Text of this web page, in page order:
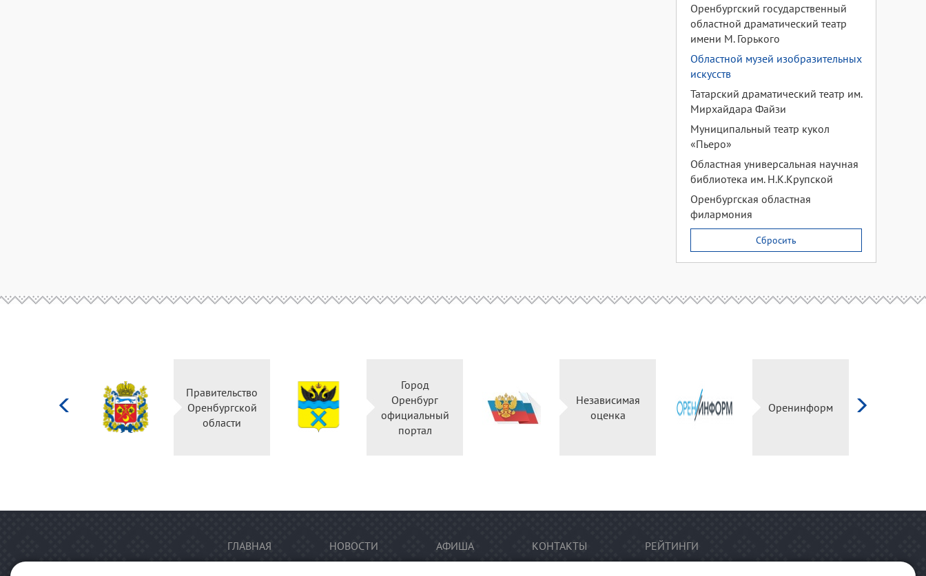
Оренбургский государственный
областной драматический театр
имени М. Горького
Областной музей изобразительных
искусств
Татарский драматический театр им.
Мирхайдара Файзи
Муниципальный театр кукол
«Пьеро»
Областная универсальная научная
библиотека им. Н.К.Крупской
Оренбургская областная
филармония
Сбросить
Правительство
Оренбургской
области
Город
Оренбург
официальный
портал
Независимая
оценка
Оренинформ
ГЛАВНАЯ НОВОСТИ АФИША КОНТАКТЫ РЕЙТИНГИ